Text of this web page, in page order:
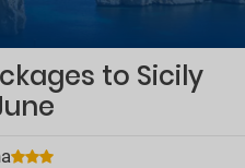
to Sicily